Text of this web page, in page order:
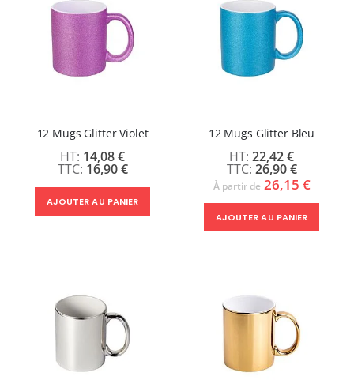
12 Mugs Glitter Violet
16,90 €
14,08 €
AJOUTER AU PANIER
12 Mugs Glitter Bleu
26,90 €
22,42 €
À partir de 26,15 €
AJOUTER AU PANIER